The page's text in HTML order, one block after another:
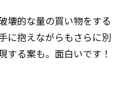
壊的な量の買い物をする
に抱えながらもさらに別
する案も。面白いです！